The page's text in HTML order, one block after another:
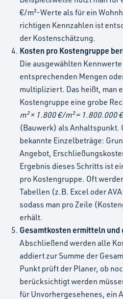
€/m²-Werte als für ein
richtigen Kennzahlen ist
der Kostenschätzung.
Kosten pro Kostengruppe
Die ausgewählten
entsprechenden Mengen
multipliziert. Das heißt, man
Kostengruppe eine grobe
m² × 1.800 €/m² = 1.800.000 €
(Bauwerk) als Anhaltspunkt.
bekannte Einzelbeträge:
Angebot,
Ergebnis dieses Schritts ist
pro Kostengruppe. Oft
Tabellen (z.B. Excel oder
sodass man pro Zeile
erhält.
Gesamtkosten ermitteln und
Abschließend werden alle
addiert zur Summe der
Punkt prüft der Planer, ob
berücksichtigt werden
für Unvorhergesehenes, ein